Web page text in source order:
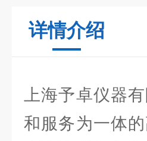
详情介绍
上海予卓仪器
和服务为一体